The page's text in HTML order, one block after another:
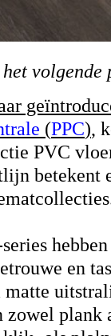
(PPC),
PVC
betekent
en
matte
plank